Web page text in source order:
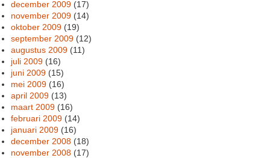
december 2009 (17)
november 2009 (14)
oktober 2009 (19)
september 2009 (12)
augustus 2009 (11)
juli 2009 (16)
juni 2009 (15)
mei 2009 (16)
april 2009 (13)
maart 2009 (16)
februari 2009 (14)
januari 2009 (16)
december 2008 (18)
november 2008 (17)